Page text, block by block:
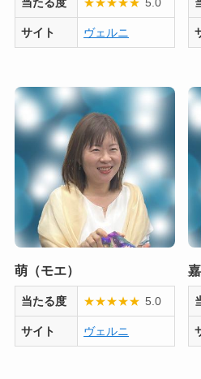
サイト ヴェルニ
萌（モエ）
当たる度 ★★★★★ 5.0
サイト ヴェルニ